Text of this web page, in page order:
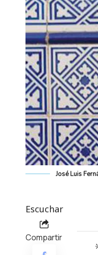
José Luis
Escuchar
Compartir